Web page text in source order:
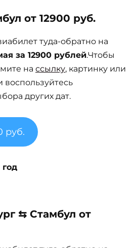
от 12900 руб.
туда-обратно на
за 12900 рублей.Чтобы
на ссылку, картинку или
воспользуйтесь
других дат.
руб.
⇆ Стамбул от